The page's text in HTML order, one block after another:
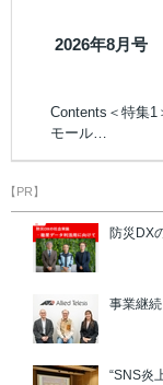
2026年8月号
Contents＜特集1
モール…
【PR】
防災DX
事業継
“SNS炎